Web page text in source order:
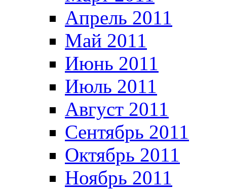
Апрель 2011
Май 2011
Июнь 2011
Июль 2011
Август 2011
Сентябрь 2011
Октябрь 2011
Ноябрь 2011